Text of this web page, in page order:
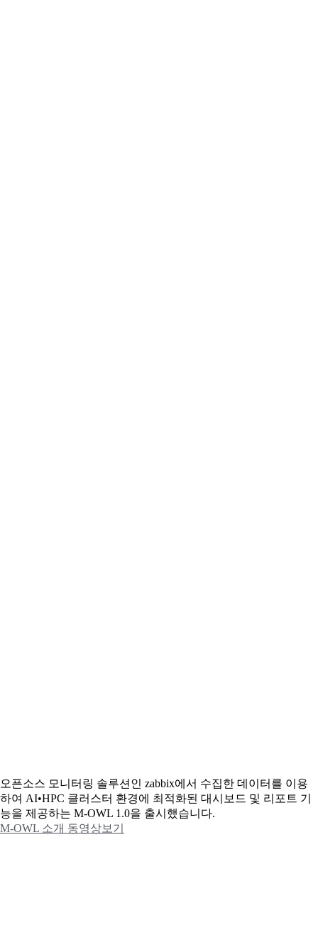
오픈소스 모니터링 솔루션인 zabbix에서 수집한 데이터를 이용
하여 AI•HPC 클러스터 환경에 최적화된 대시보드 및 리포트 기
능을 제공하는 M-OWL 1.0을 출시했습니다.
M-OWL 소개 동영상보기